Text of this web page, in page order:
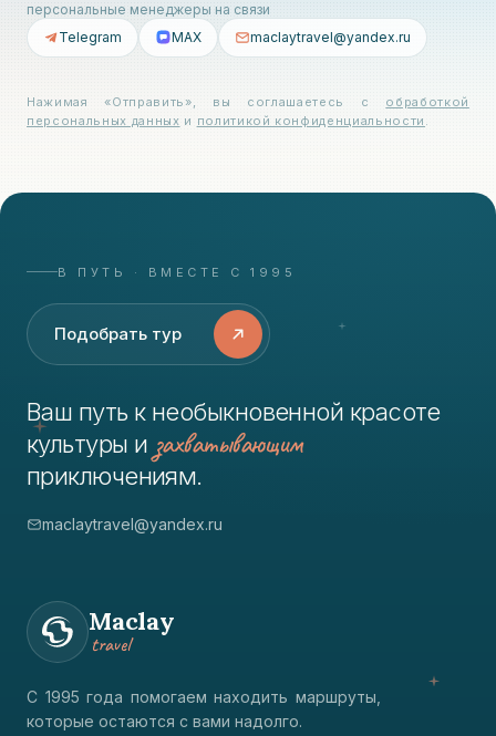
персональные менеджеры на связи
Telegram
MAX maclaytravel@yandex.ru
Нажимая «Отправить», вы соглашаетесь с
обработкой
персональных данных и политикой конфиденциальности .
В ПУТЬ · ВМЕСТЕ С 1995
Подобрать тур
Ваш путь к необыкновенной красоте
культуры и захватывающим
приключениям.
maclaytravel@yandex.ru
Maclay
travel
С 1995 года помогаем находить маршруты,
которые остаются с вами надолго.